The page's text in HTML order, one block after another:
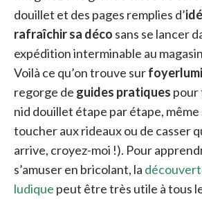
douillet et des pages remplies d’
rafraîchir sa déco sans se lancer
expédition interminable au
Voilà ce qu’on trouve sur
regorge de guides pratiques pour
nid douillet étape par étape, même
toucher aux rideaux ou de casser
arrive, croyez-moi !). Pour
s’amuser en bricolant, la
ludique peut être très utile à tous